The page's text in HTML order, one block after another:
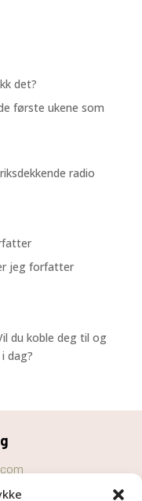
det?
første ukene som
radio
jeg forfatter
du koble deg til og
dag?